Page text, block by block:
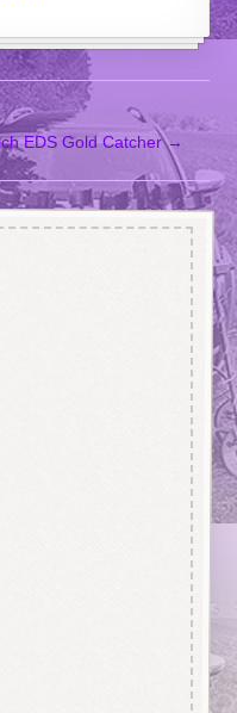
EDS Gold Catcher→